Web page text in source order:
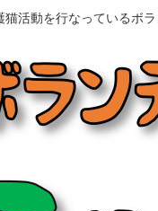
活動を行なっているボ